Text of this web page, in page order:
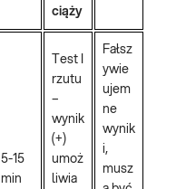
ciąży
5-15
min
Test I
rzutu
–
wynik
(+)
umoż
liwia
Fałsz
ywie
ujem
ne
wynik
i,
musz